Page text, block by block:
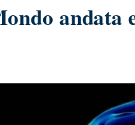
andata